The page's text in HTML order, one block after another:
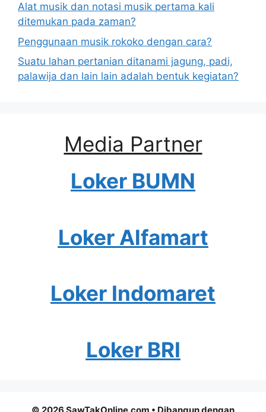
Alat musik dan notasi musik pertama kali
ditemukan pada zaman?
Penggunaan musik rokoko dengan cara?
Suatu lahan pertanian ditanami jagung, padi,
palawija dan lain lain adalah bentuk kegiatan?
Media Partner
Loker BUMN
Loker Alfamart
Loker Indomaret
Loker BRI